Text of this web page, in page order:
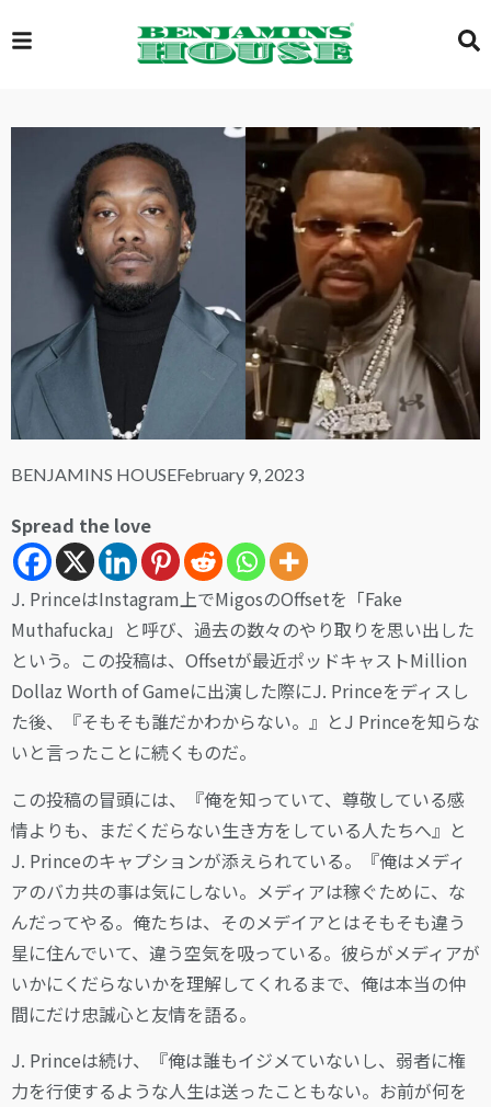
EXCLUSIVE
GLOBAL
VIDEOS
GALLERY
LOGIN
BENJAMINS HOUSEFebruary 9, 2023
Spread the love
J. PrinceはInstagram上でMigosのOffsetを「Fake
Muthafucka」と呼び、過去の数々のやり取りを思い出した
という。この投稿は、Offsetが最近ポッドキャストMillion
Dollaz Worth of Gameに出演した際にJ. Princeをディスし
た後、『そもそも誰だかわからない。』とJ Princeを知らな
いと言ったことに続くものだ。
この投稿の冒頭には、『俺を知っていて、尊敬している感
情よりも、まだくだらない生き方をしている人たちへ』と
J. Princeのキャプションが添えられている。『俺はメディ
アのバカ共の事は気にしない。メディアは稼ぐために、な
んだってやる。俺たちは、そのメデイアとはそもそも違う
星に住んでいて、違う空気を吸っている。彼らがメディアが
いかにくだらないかを理解してくれるまで、俺は本当の仲
間にだけ忠誠心と友情を語る。
J. Princeは続け、『俺は誰もイジメていないし、弱者に権
力を行使するような人生は送ったこともない。お前が何を